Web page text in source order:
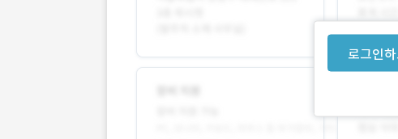
로그인